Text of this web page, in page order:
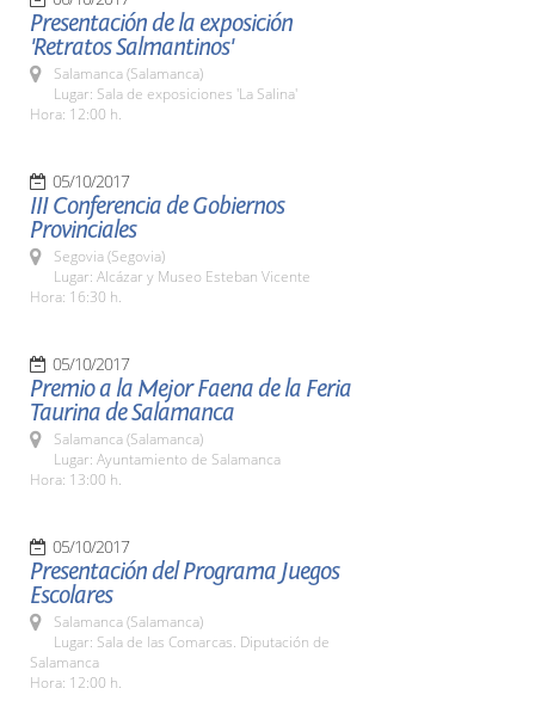
Presentación de la exposición
'Retratos Salmantinos'
Salamanca (Salamanca)
Lugar: Sala de exposiciones 'La Salina'
Hora: 12:00 h.
05/10/2017
III Conferencia de Gobiernos
Provinciales
Segovia (Segovia)
Lugar: Alcázar y Museo Esteban Vicente
Hora: 16:30 h.
05/10/2017
Premio a la Mejor Faena de la Feria
Taurina de Salamanca
Salamanca (Salamanca)
Lugar: Ayuntamiento de Salamanca
Hora: 13:00 h.
05/10/2017
Presentación del Programa Juegos
Escolares
Salamanca (Salamanca)
Lugar: Sala de las Comarcas. Diputación de
Salamanca
Hora: 12:00 h.